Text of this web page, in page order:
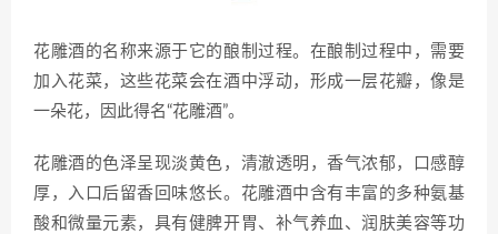
花雕酒的名称来源于它的酿制过程。在酿制过程中，需要
加入花菜，这些花菜会在酒中浮动，形成一层花瓣，像是
一朵花，因此得名“花雕酒”。
花雕酒的色泽呈现淡黄色，清澈透明，香气浓郁，口感醇
厚，入口后留香回味悠长。花雕酒中含有丰富的多种氨基
酸和微量元素，具有健脾开胃、补气养血、润肤美容等功